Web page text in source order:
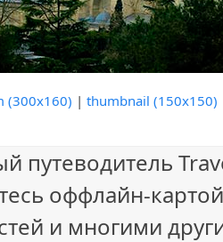
(300x160) |thumbnail (150x150)
путеводитель
оффлайн-
и многими